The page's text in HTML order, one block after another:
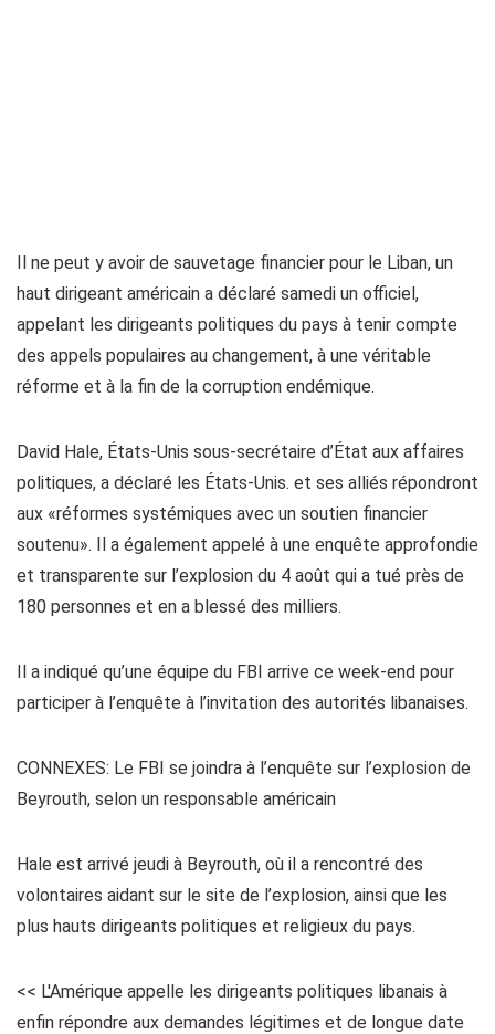
Il ne peut y avoir de sauvetage financier pour le Liban, un
haut dirigeant américain a déclaré samedi un officiel,
appelant les dirigeants politiques du pays à tenir compte
des appels populaires au changement, à une véritable
réforme et à la fin de la corruption endémique.
David Hale, États-Unis sous-secrétaire d’État aux affaires
politiques, a déclaré les États-Unis. et ses alliés répondront
aux «réformes systémiques avec un soutien financier
soutenu». Il a également appelé à une enquête approfondie
et transparente sur l’explosion du 4 août qui a tué près de
180 personnes et en a blessé des milliers.
Il a indiqué qu’une équipe du FBI arrive ce week-end pour
participer à l’enquête à l’invitation des autorités libanaises.
CONNEXES: Le FBI se joindra à l’enquête sur l’explosion de
Beyrouth, selon un responsable américain
Hale est arrivé jeudi à Beyrouth, où il a rencontré des
volontaires aidant sur le site de l’explosion, ainsi que les
plus hauts dirigeants politiques et religieux du pays.
<< L'Amérique appelle les dirigeants politiques libanais à
enfin répondre aux demandes légitimes et de longue date